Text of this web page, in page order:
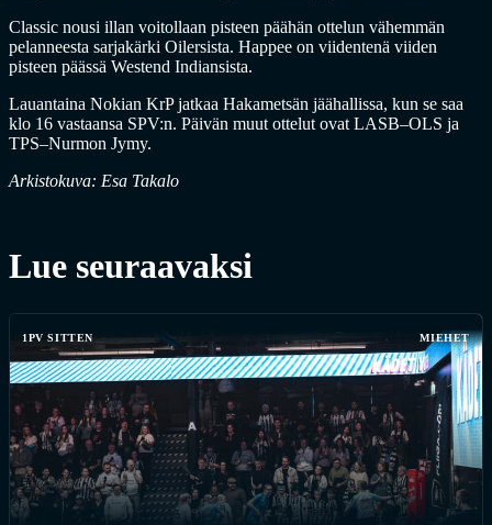
Classic nousi illan voitollaan pisteen päähän ottelun vähemmän
pelanneesta sarjakärki Oilersista. Happee on viidentenä viiden
pisteen päässä Westend Indiansista.
Lauantaina Nokian KrP jatkaa Hakametsän jäähallissa, kun se saa
klo 16 vastaansa SPV:n. Päivän muut ottelut ovat LASB–OLS ja
TPS–Nurmon Jymy.
Arkistokuva: Esa Takalo
Lue seuraavaksi
1PV SITTEN MIEHET